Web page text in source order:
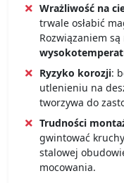
Wrażliwość na
trwale osłabić
Rozwiązaniem
Ryzyko korozji:
utlenieniu na
tworzywa do
Trudności
gwintować
stalowej
mocowania.